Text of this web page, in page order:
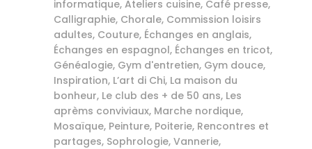
informatique, Ateliers cuisine, Café presse,
Calligraphie, Chorale, Commission loisirs
adultes, Couture, Échanges en anglais,
Échanges en espagnol, Échanges en tricot,
Généalogie, Gym d'entretien, Gym douce,
Inspiration, L’art di Chi, La maison du
bonheur, Le club des + de 50 ans, Les
aprèms conviviaux, Marche nordique,
Mosaïque, Peinture, Poiterie, Rencontres et
partages, Sophrologie, Vannerie,